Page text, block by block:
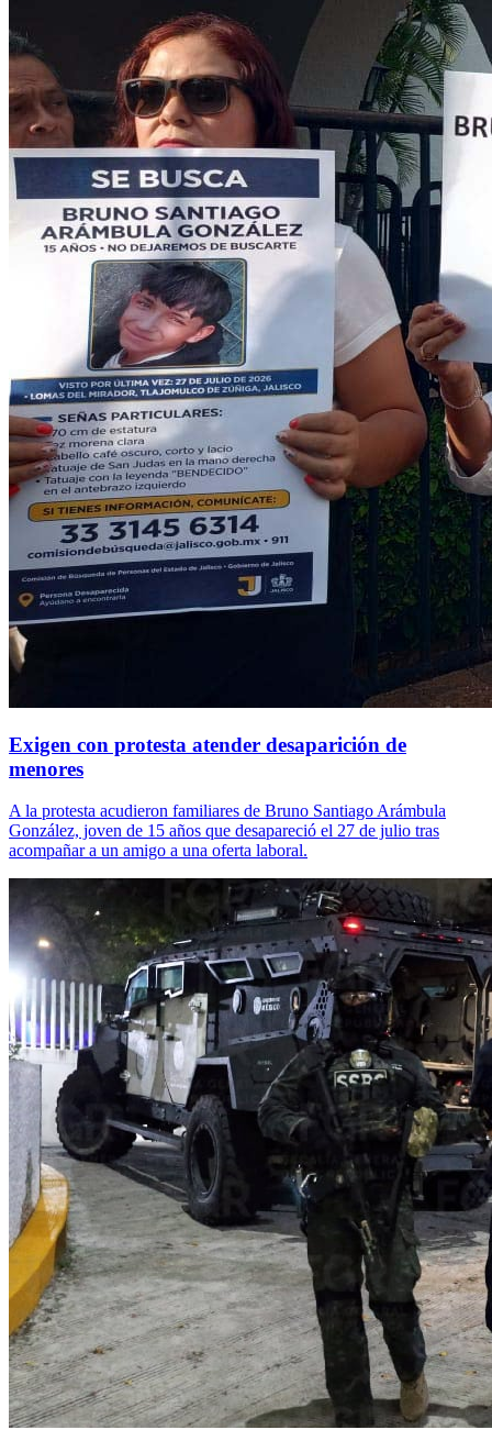
Exigen con protesta atender desaparición de
menores
A la protesta acudieron familiares de Bruno Santiago Arámbula
González, joven de 15 años que desapareció el 27 de julio tras
acompañar a un amigo a una oferta laboral.